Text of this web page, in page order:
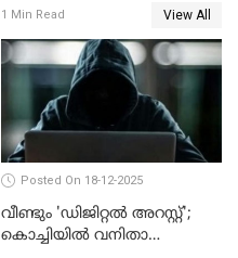
1 Min Read View All
Posted On 18-12-2025
വീണ്ടും 'ഡിജിറ്റല്‍ അറസ്റ്റ്';
കൊച്ചിയില്‍ വനിതാ